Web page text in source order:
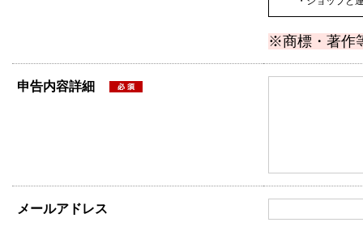
※商標・著作
申告内容詳細
メールアドレス